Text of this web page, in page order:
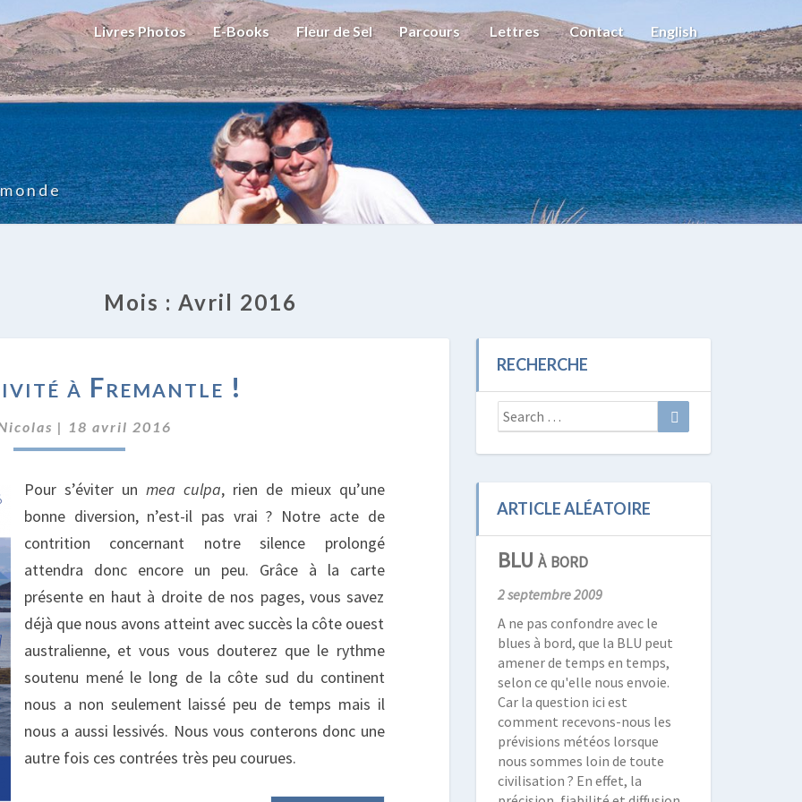
Livres Photos E-Books Fleur de Sel Parcours Lettres Contact English
Mois : Avril 2016
L’ACTIVITÉ
FREMANTLE
!
à Fremantle !
| 18 avril 2016
Pour s’éviter un mea culpa, rien de mieux qu’une
bonne diversion, n’est-il pas vrai ? Notre acte de
contrition concernant notre silence prolongé
attendra donc encore un peu. Grâce à la carte
présente en haut à droite de nos pages, vous savez
déjà que nous avons atteint avec succès la côte ouest
australienne, et vous vous douterez que le rythme
soutenu mené le long de la côte sud du continent
nous a non seulement laissé peu de temps mais il
nous a aussi lessivés. Nous vous conterons donc une
autre fois ces contrées très peu courues.
RECHERCHE
Search
for:
Search
ARTICLE ALÉATOIRE
BLU à bord
2 septembre 2009
A ne pas confondre avec le
blues à bord, que la BLU peut
amener de temps en temps,
selon ce qu'elle nous envoie.
Car la question ici est
comment recevons-nous les
prévisions météos lorsque
nous sommes loin de toute
civilisation ? En effet, la